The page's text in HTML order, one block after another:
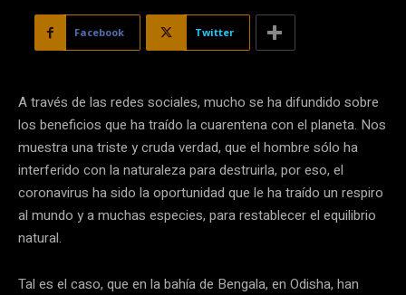
Facebook Twitter
A través de las redes sociales, mucho se ha difundido sobre
los beneficios que ha traído la cuarentena con el planeta. Nos
muestra una triste y cruda verdad, que el hombre sólo ha
interferido con la naturaleza para destruirla, por eso, el
coronavirus ha sido la oportunidad que le ha traído un respiro
al mundo y a muchas especies, para restablecer el equilibrio
natural.
Tal es el caso, que en la bahía de Bengala, en Odisha, han